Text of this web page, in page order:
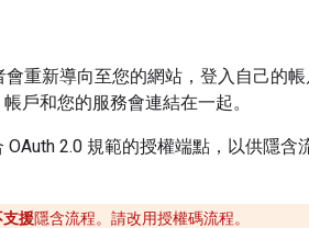
重新導向至您的網站，登入自己的
戶和您的服務會連結在一起。
2.0 規範的授權端點，以供隱含
支援隱含流程。請改用授權碼流程。